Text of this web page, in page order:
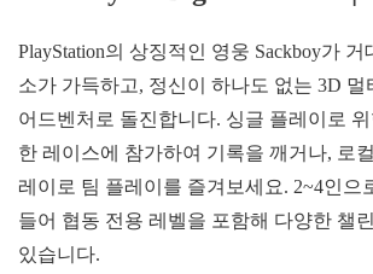
PlayStation의 상징적인 영웅 Sackboy가
소가 가득하고, 정신이 하나도 없는 3D 멀
어드벤처로 돌진합니다. 싱글 플레이로
한 레이스에 참가하여 기록을 깨거나, 로
레이로 팀 플레이를 즐겨보세요. 2~4인으
들어 협동 전용 레벨을 포함해 다양한 챌
있습니다.